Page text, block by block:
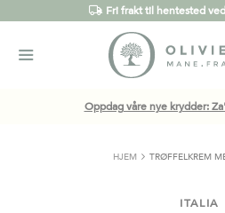
Fri frakt til hentested
Oppdag våre nye krydder:
HJEM TRØFFELKREM
ITALIA